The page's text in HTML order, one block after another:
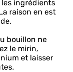
les ingrédients
raison en est
bouillon ne
le mirin,
et laisser